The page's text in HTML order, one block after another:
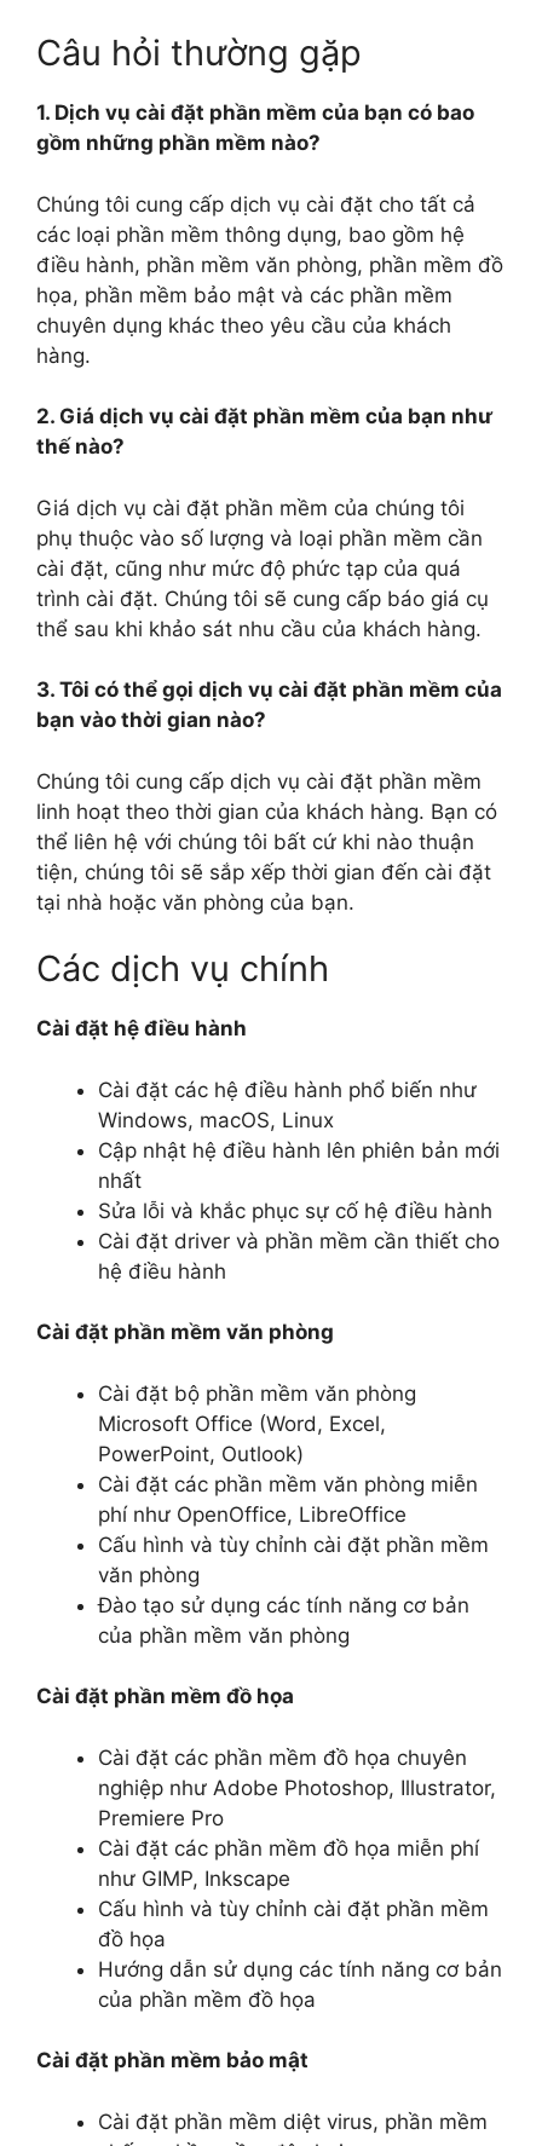
Câu hỏi thường gặp
1. Dịch vụ cài đặt phần mềm của bạn có bao
gồm những phần mềm nào?
Chúng tôi cung cấp dịch vụ cài đặt cho tất cả
các loại phần mềm thông dụng, bao gồm hệ
điều hành, phần mềm văn phòng, phần mềm đồ
họa, phần mềm bảo mật và các phần mềm
chuyên dụng khác theo yêu cầu của khách
hàng.
2. Giá dịch vụ cài đặt phần mềm của bạn như
thế nào?
Giá dịch vụ cài đặt phần mềm của chúng tôi
phụ thuộc vào số lượng và loại phần mềm cần
cài đặt, cũng như mức độ phức tạp của quá
trình cài đặt. Chúng tôi sẽ cung cấp báo giá cụ
thể sau khi khảo sát nhu cầu của khách hàng.
3. Tôi có thể gọi dịch vụ cài đặt phần mềm của
bạn vào thời gian nào?
Chúng tôi cung cấp dịch vụ cài đặt phần mềm
linh hoạt theo thời gian của khách hàng. Bạn có
thể liên hệ với chúng tôi bất cứ khi nào thuận
tiện, chúng tôi sẽ sắp xếp thời gian đến cài đặt
tại nhà hoặc văn phòng của bạn.
Các dịch vụ chính
Cài đặt hệ điều hành
Cài đặt các hệ điều hành phổ biến như
Windows, macOS, Linux
Cập nhật hệ điều hành lên phiên bản mới
nhất
Sửa lỗi và khắc phục sự cố hệ điều hành
Cài đặt driver và phần mềm cần thiết cho
hệ điều hành
Cài đặt phần mềm văn phòng
Cài đặt bộ phần mềm văn phòng
Microsoft Office (Word, Excel,
PowerPoint, Outlook)
Cài đặt các phần mềm văn phòng miễn
phí như OpenOffice, LibreOffice
Cấu hình và tùy chỉnh cài đặt phần mềm
văn phòng
Đào tạo sử dụng các tính năng cơ bản
của phần mềm văn phòng
Cài đặt phần mềm đồ họa
Cài đặt các phần mềm đồ họa chuyên
nghiệp như Adobe Photoshop, Illustrator,
Premiere Pro
Cài đặt các phần mềm đồ họa miễn phí
như GIMP, Inkscape
Cấu hình và tùy chỉnh cài đặt phần mềm
đồ họa
Hướng dẫn sử dụng các tính năng cơ bản
của phần mềm đồ họa
Cài đặt phần mềm bảo mật
Cài đặt phần mềm diệt virus, phần mềm